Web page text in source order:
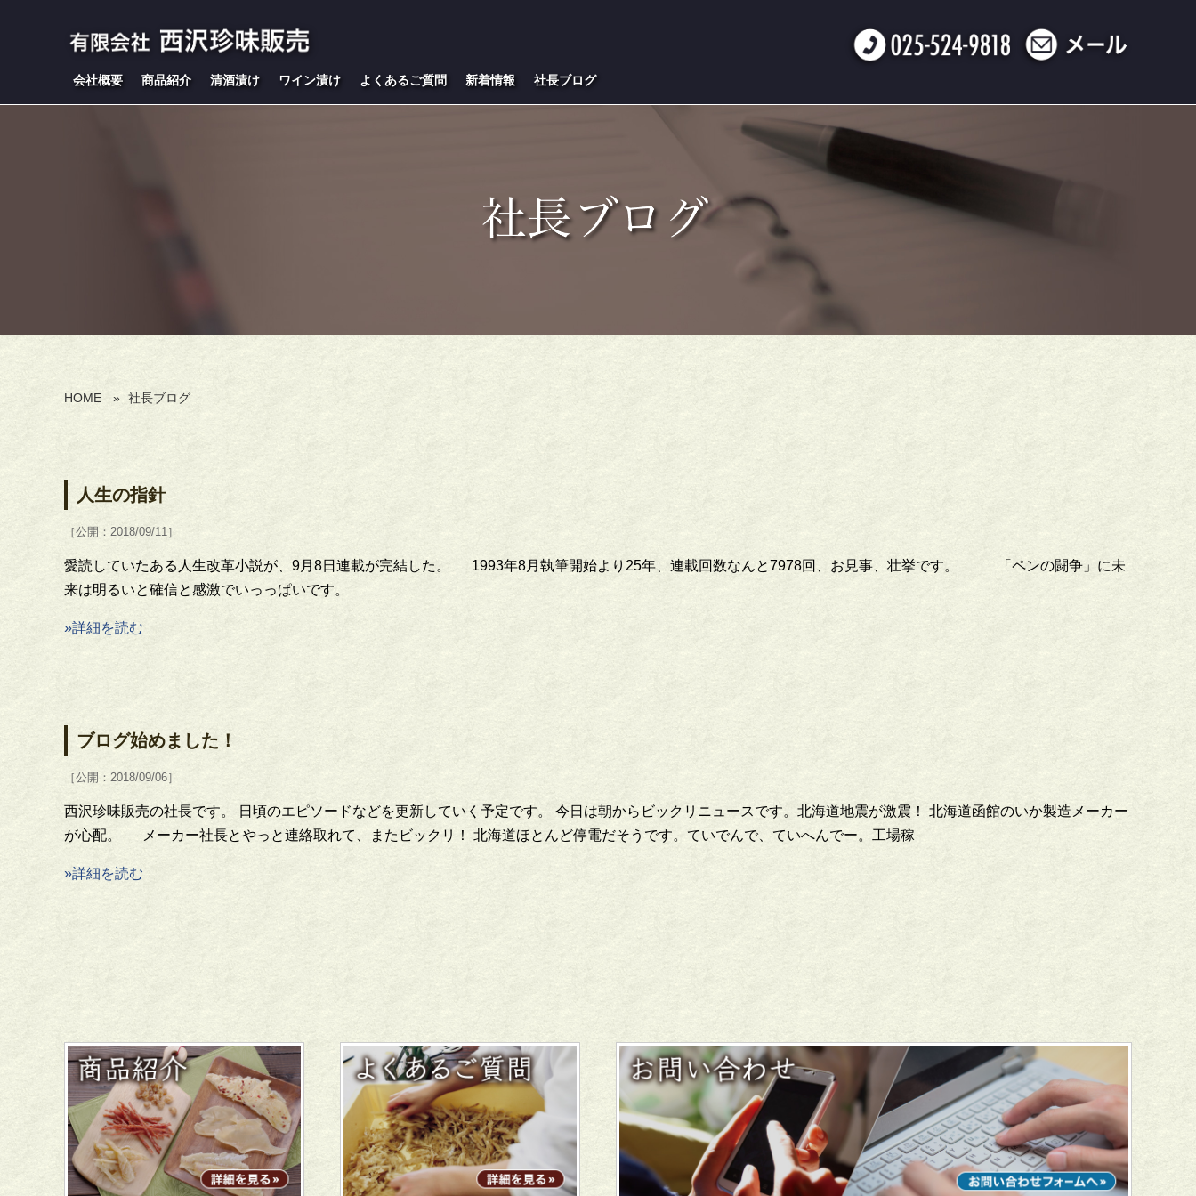
会社概要 商品紹介 清酒漬け ワイン漬け よくあるご質問 新着情報 社長ブログ
HOME » 社長ブログ
人生の指針
［公開：2018/09/11］
愛読していたある人生改革小説が、9月8日連載が完結した。 1993年8月執筆開始より25年、連載回数なんと7978回、お見事、壮挙です。 「ペンの闘争」に未
来は明るいと確信と感激でいっっぱいです。
»詳細を読む
ブログ始めました！
［公開：2018/09/06］
西沢珍味販売の社長です。 日頃のエピソードなどを更新していく予定です。 今日は朝からビックリニュースです。北海道地震が激震！ 北海道函館のいか製造メーカー
が心配。 メーカー社長とやっと連絡取れて、またビックリ！ 北海道ほとんど停電だそうです。ていでんで、ていへんでー。工場稼
»詳細を読む